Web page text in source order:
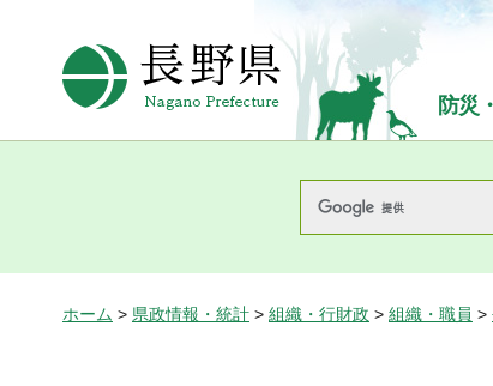
長野県Nagano Prefecture
防災
ホーム > 県政情報・統計 > 組織・行財政 > 組織・職員 >